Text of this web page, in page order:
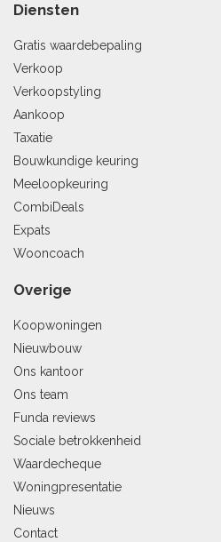
Diensten
Gratis waardebepaling
Verkoop
Verkoopstyling
Aankoop
Taxatie
Bouwkundige keuring
Meeloopkeuring
CombiDeals
Expats
Wooncoach
Overige
Koopwoningen
Nieuwbouw
Ons kantoor
Ons team
Funda reviews
Sociale betrokkenheid
Waardecheque
Woningpresentatie
Nieuws
Contact